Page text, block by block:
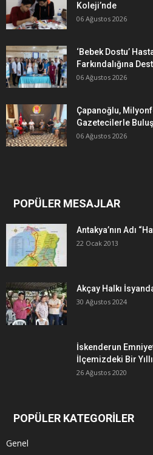
Koleji’nde
06 Ağustos 2026
‘Bebek Dostu’
Farkındalığına
06 Ağustos 2026
Çapanoğlu,
Gazetecilerle
06 Ağustos 2026
POPÜLER MESAJLAR
Antakya’nın Adı
22 Ocak 2013
Akçay Halkı
30 Ağustos 2024
İskenderun
İlçemizdeki Bir
26 Ağustos 2020
POPÜLER KATEGORİLER
Genel